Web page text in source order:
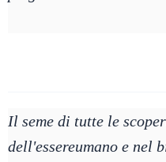
Il seme di tutte le
dell'essereumano e nel